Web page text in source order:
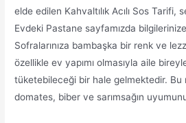
elde edilen Kahvaltılık Acılı Sos Tarifi,
Evdeki Pastane sayfamızda
Sofralarınıza bambaşka bir renk ve
özellikle ev yapımı olmasıyla aile
tüketebileceği bir hale gelmektedir. Bu
domates, biber ve sarımsağın